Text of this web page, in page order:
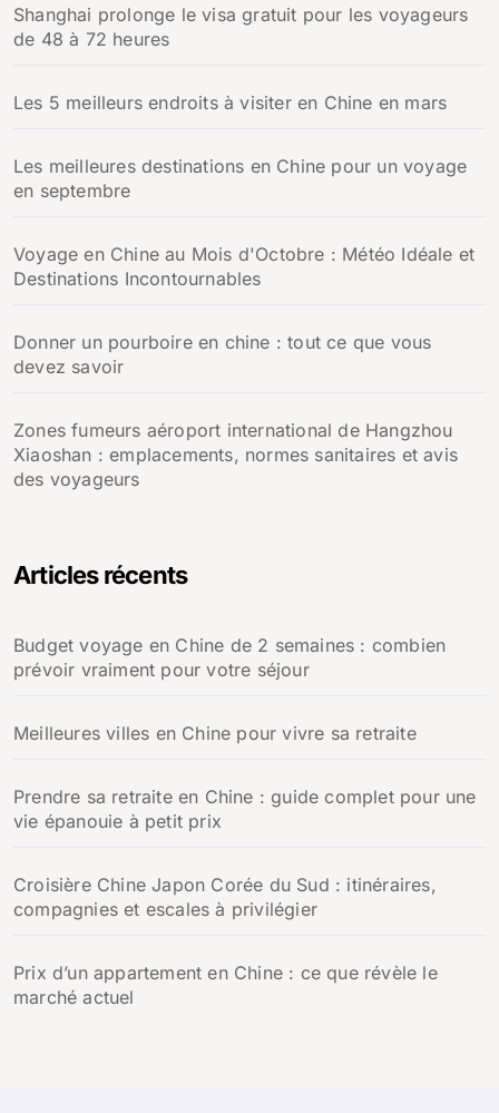
Shanghai prolonge le visa gratuit pour les voyageurs
de 48 à 72 heures
Les 5 meilleurs endroits à visiter en Chine en mars
Les meilleures destinations en Chine pour un voyage
en septembre
Voyage en Chine au Mois d'Octobre : Météo Idéale et
Destinations Incontournables
Donner un pourboire en chine : tout ce que vous
devez savoir
Zones fumeurs aéroport international de Hangzhou
Xiaoshan : emplacements, normes sanitaires et avis
des voyageurs
Articles récents
Budget voyage en Chine de 2 semaines : combien
prévoir vraiment pour votre séjour
Meilleures villes en Chine pour vivre sa retraite
Prendre sa retraite en Chine : guide complet pour une
vie épanouie à petit prix
Croisière Chine Japon Corée du Sud : itinéraires,
compagnies et escales à privilégier
Prix d’un appartement en Chine : ce que révèle le
marché actuel